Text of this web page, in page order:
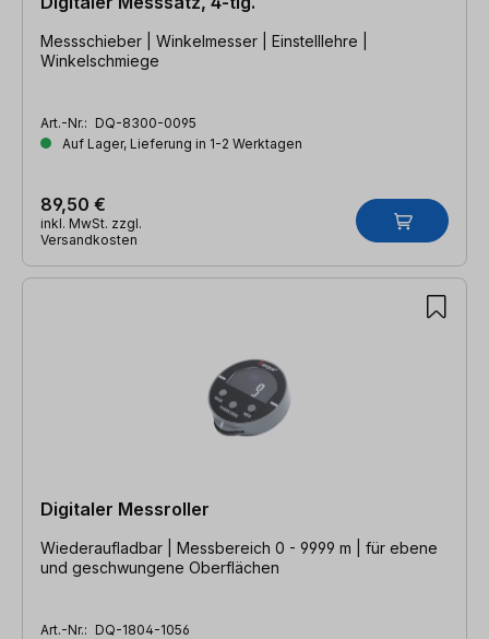
Messschieber | Winkelmesser | Einstelllehre |
Winkelschmiege
Art.-Nr.: DQ-8300-0095
Auf Lager, Lieferung in 1-2 Werktagen
89,50 €
inkl. MwSt. zzgl.
Versandkosten
Digitaler Messroller
Wiederaufladbar | Messbereich 0 - 9999 m | für ebene
und geschwungene Oberflächen
Art.-Nr.: DQ-1804-1056